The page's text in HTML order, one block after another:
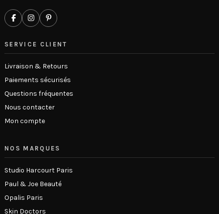
SERVICE CLIENT
Livraison & Retours
Paiements sécurisés
Questions fréquentes
Nous contacter
Mon compte
NOS MARQUES
Studio Harcourt Paris
Paul & Joe Beauté
Opalis Paris
Skin Doctors